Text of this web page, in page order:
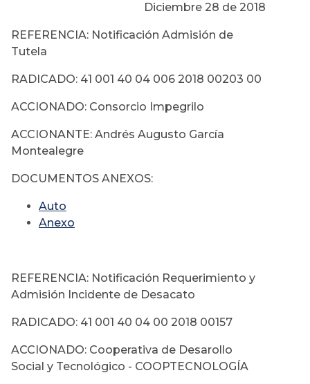
Diciembre 28 de 2018
REFERENCIA: Notificación Admisión de
Tutela
RADICADO: 41 001 40 04 006 2018 00203 00
ACCIONADO: Consorcio Impegrilo
ACCIONANTE: Andrés Augusto García
Montealegre
DOCUMENTOS ANEXOS:
Auto
Anexo
REFERENCIA: Notificación Requerimiento y
Admisión Incidente de Desacato
RADICADO: 41 001 40 04 00 2018 00157
ACCIONADO: Cooperativa de Desarollo
Social y Tecnológico - COOPTECNOLOGÍA